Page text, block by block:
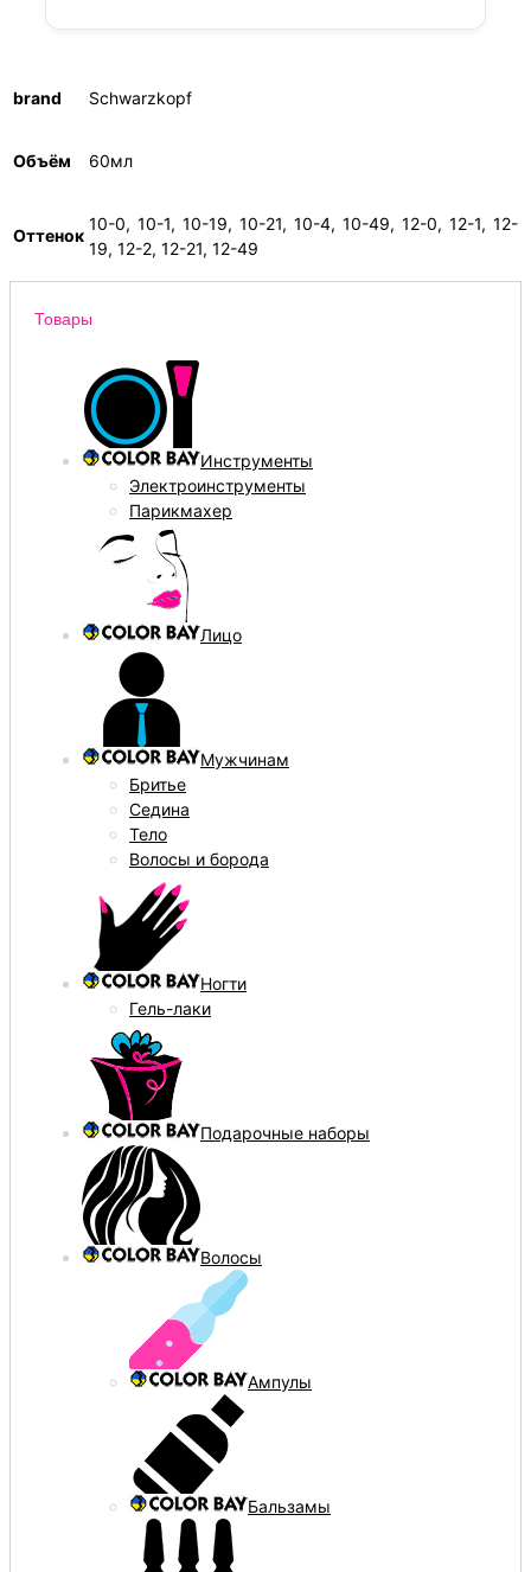
brand Schwarzkopf
Объём 60мл
Оттенок
10-0, 10-1, 10-19, 10-21, 10-4, 10-49, 12-0, 12-1, 12-
19, 12-2, 12-21, 12-49
Товары
Инструменты
Электроинструменты
Парикмахер
Лицо
Мужчинам
Бритье
Седина
Тело
Волосы и борода
Ногти
Гель-лаки
Подарочные наборы
Волосы
Ампулы
Бальзамы